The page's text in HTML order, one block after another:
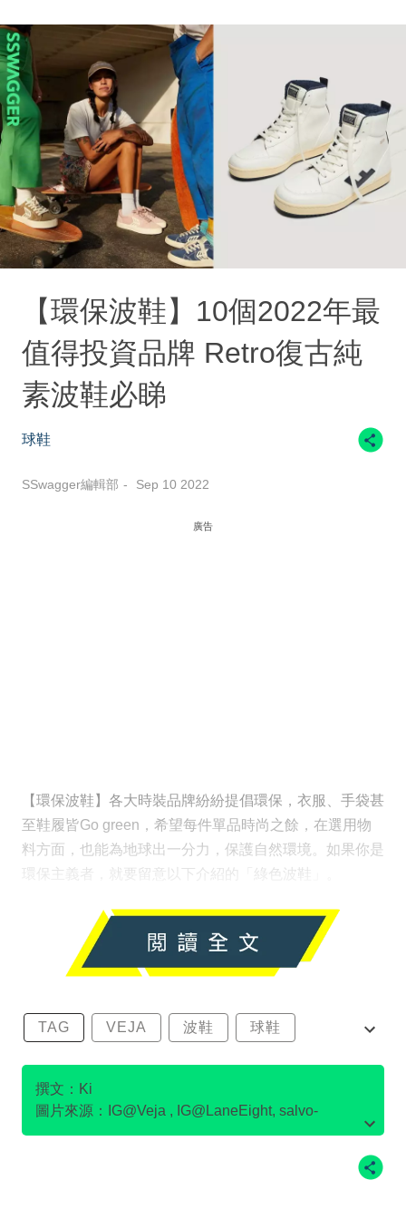
【環保波鞋】10個2022年最
值得投資品牌 Retro復古純
素波鞋必睇
球鞋
SSwagger編輯部 Sep 10 2022
廣告
【環保波鞋】各大時裝品牌紛紛提倡環保，衣服、手袋甚
至鞋履皆Go green，希望每件單品時尚之餘，在選用物
料方面，也能為地球出一分力，保護自然環境。如果你是
環保主義者，就要留意以下介紹的「綠色波鞋」。
TAG VEJA 波鞋 球鞋
環保波鞋
撰文：Ki
圖片來源：IG@Veja , IG@LaneEight, salvo-
store.com官網圖片, Flamingo's Life官網圖片,